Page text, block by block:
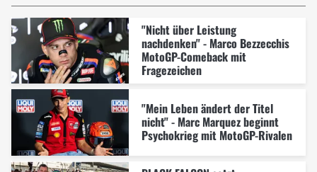
"Nicht über Leistung
nachdenken" - Marco Bezzecchis
MotoGP-Comeback mit
Fragezeichen
"Mein Leben ändert der Titel
nicht" - Marc Marquez beginnt
Psychokrieg mit MotoGP-Rivalen